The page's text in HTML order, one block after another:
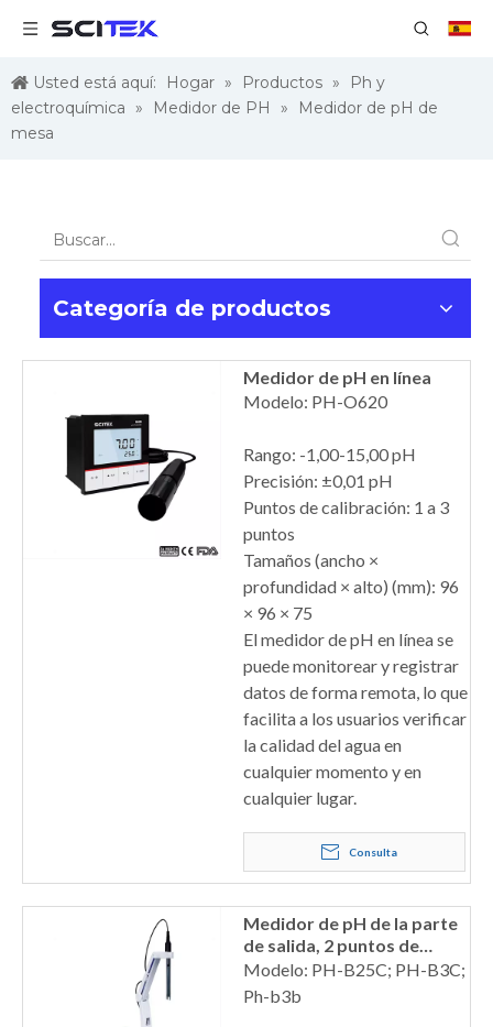
Usted está aquí: Hogar » Productos »
Ph y
electroquímica » Medidor de PH »
Medidor de pH de
mesa
Categoría de productos
Medidor de pH en línea
Modelo: PH-O620
Rango: -1,00-15,00 pH
Precisión: ±0,01 pH
Puntos de calibración: 1 a 3
puntos
Tamaños (ancho ×
profundidad × alto) (mm): 96
× 96 × 75
El medidor de pH en línea se
puede monitorear y registrar
datos de forma remota, lo que
facilita a los usuarios verificar
la calidad del agua en
cualquier momento y en
cualquier lugar.
Consulta
Medidor de pH de la parte
de salida, 2 puntos de
calibración
Modelo: PH-B25C; PH-B3C;
Ph-b3b